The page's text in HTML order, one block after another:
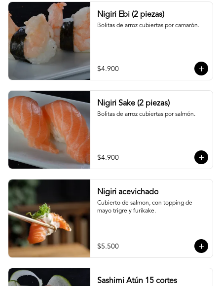
Nigiri Ebi (2 piezas)
Bolitas de arroz cubiertas por camarón.
$4.900
Nigiri Sake (2 piezas)
Bolitas de arroz cubiertas por salmón.
$4.900
Nigiri acevichado
Cubierto de salmon, con topping de
mayo trigre y furikake.
$5.500
Sashimi Atún 15 cortes